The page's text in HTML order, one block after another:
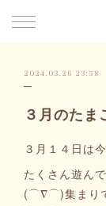
2024.03.26 23:58
３月のたま
３月１４日は
たくさん遊ん
(⌒∇⌒)集まり